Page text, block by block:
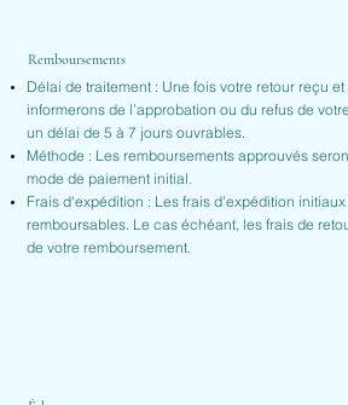
Remboursements
Délai de traitement : Une fois votre retour reçu
informerons de l’approbation ou du refus de
un délai de 5 à 7 jours ouvrables.
Méthode : Les remboursements approuvés
mode de paiement initial.
Frais d'expédition : Les frais d'expédition
remboursables. Le cas échéant, les frais de
de votre remboursement.